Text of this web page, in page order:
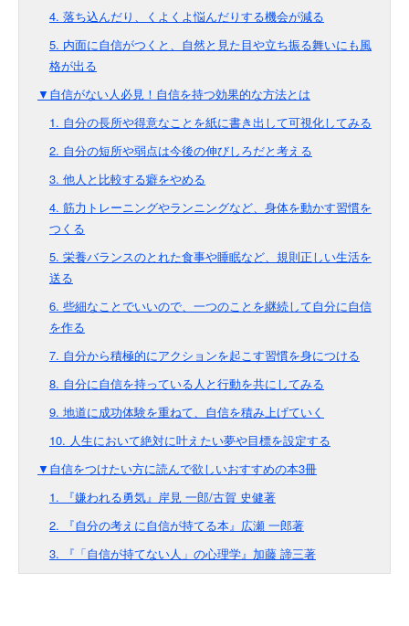
4. 落ち込んだり、くよくよ悩んだりする機会が減る
5. 内面に自信がつくと、自然と見た目や立ち振る舞いにも風
格が出る
▼自信がない人必見！自信を持つ効果的な方法とは
1. 自分の長所や得意なことを紙に書き出して可視化してみる
2. 自分の短所や弱点は今後の伸びしろだと考える
3. 他人と比較する癖をやめる
4. 筋力トレーニングやランニングなど、身体を動かす習慣を
つくる
5. 栄養バランスのとれた食事や睡眠など、規則正しい生活を
送る
6. 些細なことでいいので、一つのことを継続して自分に自信
を作る
7. 自分から積極的にアクションを起こす習慣を身につける
8. 自分に自信を持っている人と行動を共にしてみる
9. 地道に成功体験を重ねて、自信を積み上げていく
10. 人生において絶対に叶えたい夢や目標を設定する
▼自信をつけたい方に読んで欲しいおすすめの本3冊
1. 『嫌われる勇気』岸見 一郎/古賀 史健著
2. 『自分の考えに自信が持てる本』広瀬 一郎著
3. 『「自信が持てない人」の心理学』加藤 諦三著